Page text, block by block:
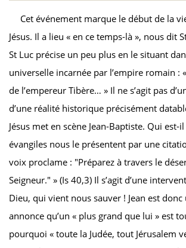
Cet événement marque le début de la
Jésus. Il a lieu « en ce temps-là », nous dit
St Luc précise un peu plus en le situant
universelle incarnée par l’empire romain :
de l’empereur Tibère… » Il ne s’agit pas
d’une réalité historique précisément
Jésus met en scène Jean-Baptiste. Qui est-
évangiles nous le présentent par une
voix proclame : "Préparez à travers le
Seigneur." » (Is 40,3) Il s’agit d’une
Dieu, qui vient nous sauver ! Jean est
annonce qu’un « plus grand que lui » est
pourquoi « toute la Judée, tout Jérusalem